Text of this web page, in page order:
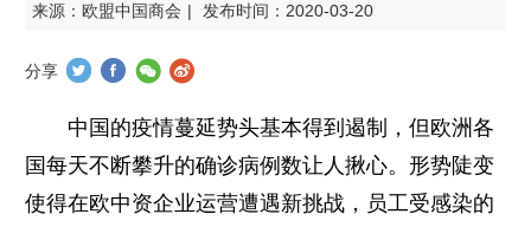
来源：欧盟中国商会 | 发布时间：2020-03-20
分享
中国的疫情蔓延势头基本得到遏制，但欧洲各
国每天不断攀升的确诊病例数让人揪心。形势陡变
使得在欧中资企业运营遭遇新挑战，员工受感染的